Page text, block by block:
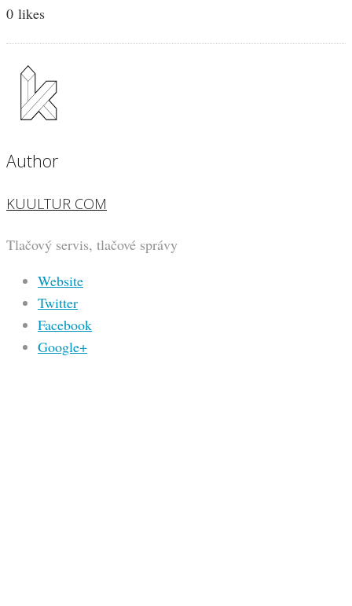
0 likes
Author
KUULTUR COM
Tlačový servis, tlačové správy
Website
Twitter
Facebook
Google+